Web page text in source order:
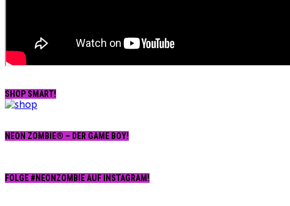
SHOP SMART!
NEON ZOMBIE® – DER GAME BOY!
FOLGE #NEONZOMBIE AUF INSTAGRAM!